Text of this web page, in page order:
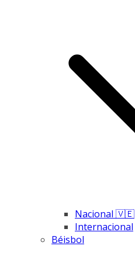
Nacional 🇻🇪
Internacional
Béisbol